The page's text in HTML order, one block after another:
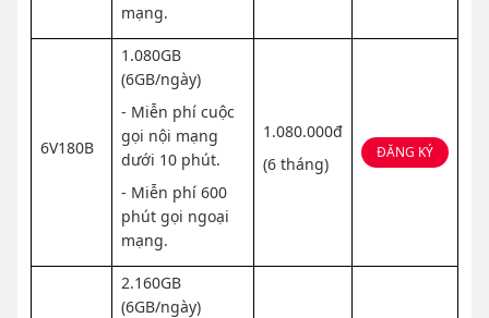
mạng.
6V180B
1.080GB
(6GB/ngày)
- Miễn phí cuộc
gọi nội mạng
dưới 10 phút.
- Miễn phí 600
phút gọi ngoại
mạng.
1.080.000đ
(6 tháng)
ĐĂNG KÝ
2.160GB
(6GB/ngày)